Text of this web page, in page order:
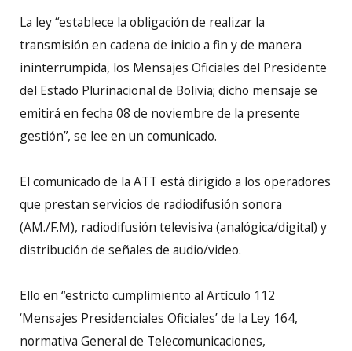
La ley “establece la obligación de realizar la
transmisión en cadena de inicio a fin y de manera
ininterrumpida, los Mensajes Oficiales del Presidente
del Estado Plurinacional de Bolivia; dicho mensaje se
emitirá en fecha 08 de noviembre de la presente
gestión”, se lee en un comunicado.
El comunicado de la ATT está dirigido a los operadores
que prestan servicios de radiodifusión sonora
(AM./F.M), radiodifusión televisiva (analógica/digital) y
distribución de señales de audio/video.
Ello en “estricto cumplimiento al Artículo 112
‘Mensajes Presidenciales Oficiales’ de la Ley 164,
normativa General de Telecomunicaciones,